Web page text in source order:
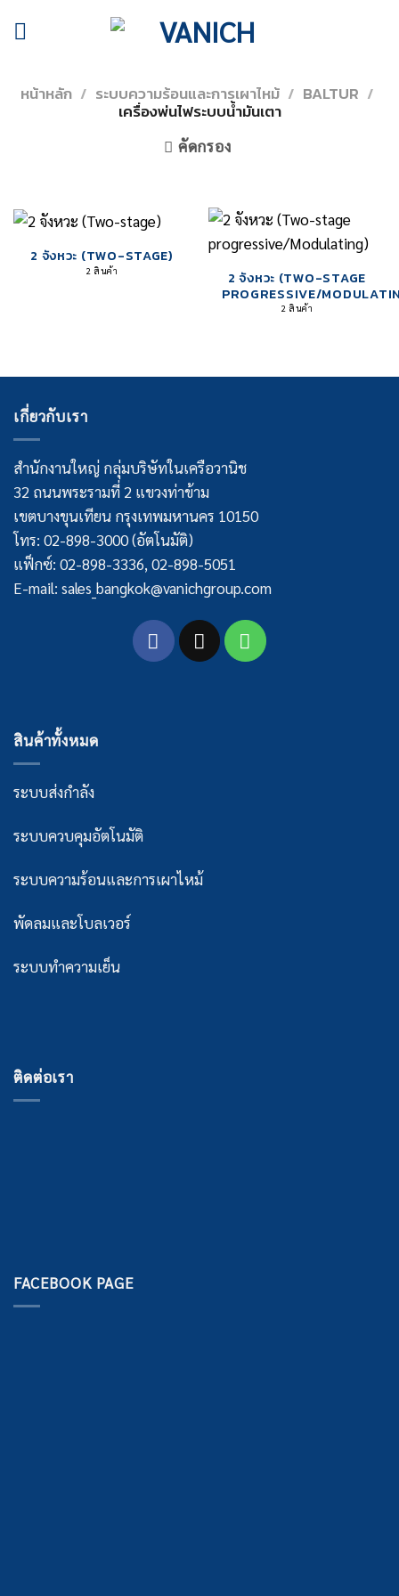
หน้าหลัก / ระบบความร้อนและการเผาไหม้ / BALTUR /
เครื่องพ่นไฟระบบน้ำมันเตา
คัดกรอง
2 จังหวะ (TWO-STAGE)
2 สินค้า
2 จังหวะ (TWO-STAGE
PROGRESSIVE/
2 สินค้า
เกี่ยวกับเรา
สำนักงานใหญ่ กลุ่มบริษัทในเครือวานิช
32 ถนนพระรามที่ 2 แขวงท่าข้าม
เขตบางขุนเทียน กรุงเทพมหานคร 10150
โทร: 02-898-3000 (อัตโนมัติ)
แฟ็กซ์: 02-898-3336, 02-898-5051
E-mail: sales_bangkok@vanichgroup.com
สินค้าทั้งหมด
ระบบส่งกำลัง
ระบบควบคุมอัตโนมัติ
ระบบความร้อนและการเผาไหม้
พัดลมและโบลเวอร์
ระบบทำความเย็น
ติดต่อเรา
FACEBOOK PAGE